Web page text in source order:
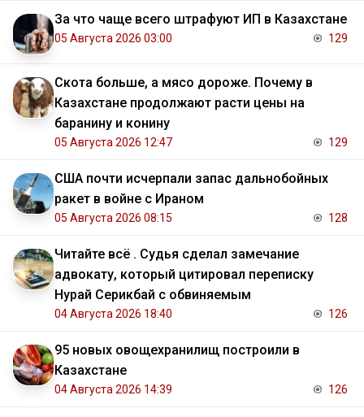
За что чаще всего штрафуют ИП в Казахстане
05 Августа 2026 03:00 129
Скота больше, а мясо дороже. Почему в
Казахстане продолжают расти цены на
баранину и конину
05 Августа 2026 12:47 129
США почти исчерпали запас дальнобойных
ракет в войне с Ираном
05 Августа 2026 08:15 128
Читайте всё . Судья сделал замечание
адвокату, который цитировал переписку
Нурай Серикбай с обвиняемым
04 Августа 2026 18:40 126
95 новых овощехранилищ построили в
Казахстане
04 Августа 2026 14:39 126